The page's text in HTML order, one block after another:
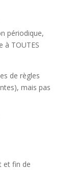
périodique,
à TOUTES
de règles
mais pas
et fin de